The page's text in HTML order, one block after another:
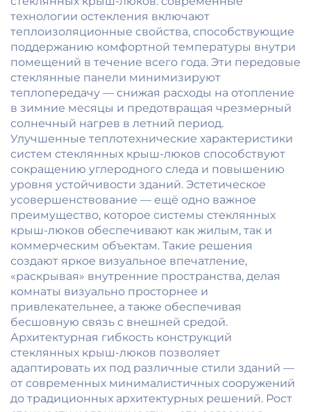
технологии остекления включают
теплоизоляционные свойства, способствующие
поддержанию комфортной температуры внутри
помещений в течение всего года. Эти передовые
стеклянные панели минимизируют
теплопередачу — снижая расходы на отопление
в зимние месяцы и предотвращая чрезмерный
солнечный нагрев в летний период.
Улучшенные теплотехнические характеристики
систем стеклянных крыш-люков способствуют
сокращению углеродного следа и повышению
уровня устойчивости зданий. Эстетическое
усовершенствование — ещё одно важное
преимущество, которое системы стеклянных
крыш-люков обеспечивают как жилым, так и
коммерческим объектам. Такие решения
создают яркое визуальное впечатление,
«раскрывая» внутренние пространства, делая
комнаты визуально просторнее и
привлекательнее, а также обеспечивая
бесшовную связь с внешней средой.
Архитектурная гибкость конструкций
стеклянных крыш-люков позволяет
адаптировать их под различные стили зданий —
от современных минималистичных сооружений
до традиционных архитектурных решений. Рост